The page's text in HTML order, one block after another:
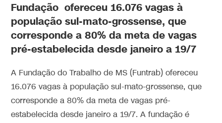
Fundação ofereceu 16.076 vagas à
população sul-mato-grossense, que
corresponde a 80% da meta de vagas
pré-estabelecida desde janeiro a 19/7
A Fundação do Trabalho de MS (Funtrab) ofereceu
16.076 vagas à população sul-mato-grossense, que
corresponde a 80% da meta de vagas pré-
estabelecida desde janeiro a 19/7. A fundação é